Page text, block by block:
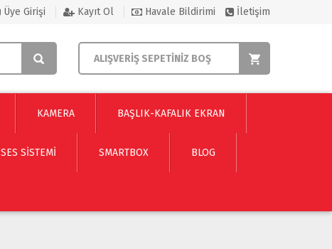
Üye Girişi Kayıt Ol Havale Bildirimi İletişim
ALIŞVERİŞ SEPETİNİZ BOŞ
KAMERA BAŞLIK-KAFALIK EKRAN
SES SISTEMI SMARTBOX BLOG